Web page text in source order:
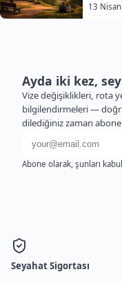
13
Ayda iki kez,
Vize değişiklikleri, rota
bilgilendirmeleri —
dilediğiniz zaman
E-posta adresi
Abone olarak, şunları
Seyahat Sigortası